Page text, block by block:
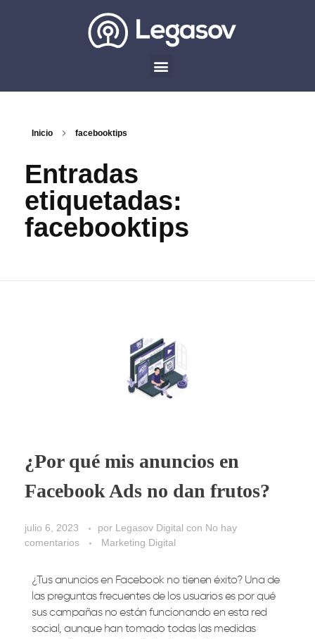
Inicio facebooktips
Entradas
etiquetadas:
facebooktips
¿Por qué mis anuncios en
Facebook Ads no dan frutos?
julio 6, 2023 por Legasov Digital con No hay
comentarios
Marketing Digital
¿Tus anuncios en Facebook no tienen éxito? Una de
las preguntas frecuentes de los usuarios es por qué
sus campañas no están funcionando en esta red
social, aunque han tomado todas las medidas